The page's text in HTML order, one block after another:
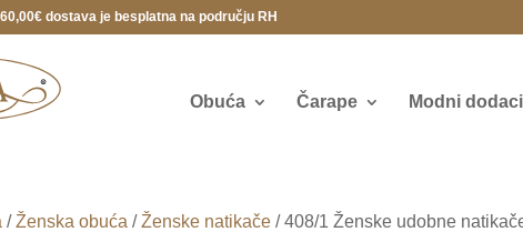
dostava je besplatna na području RH
Obuća Čarape Modni dodaci
/Ženska obuća /Ženske natikače / 408/1 Ženske udobne